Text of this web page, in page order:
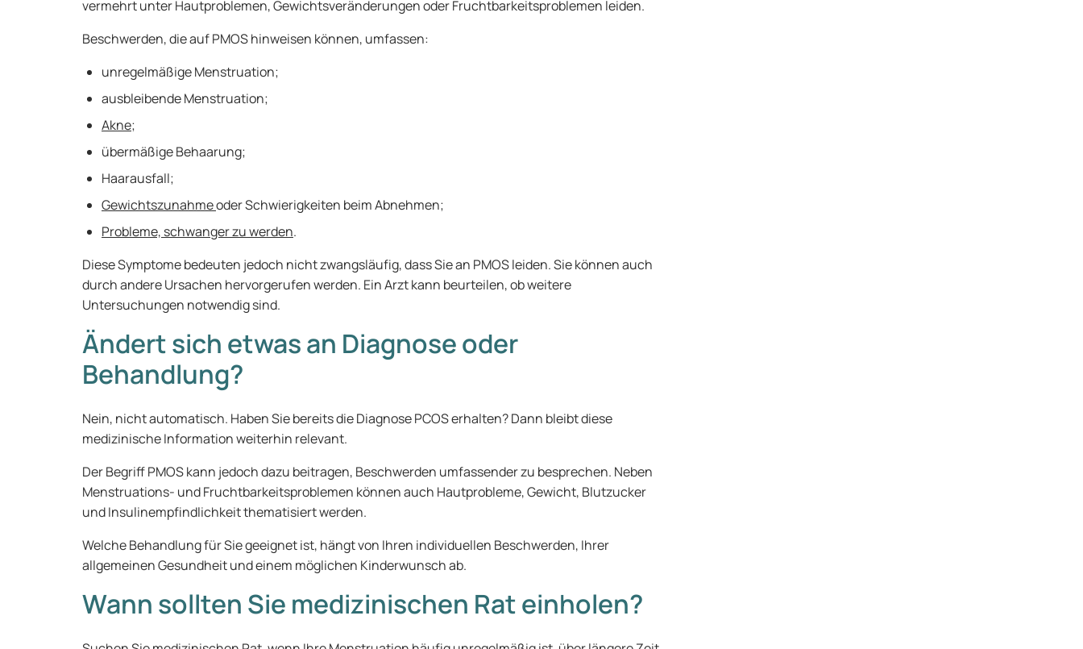
vermehrt unter Hautproblemen, Gewichtsveränderungen oder Fruchtbarkeitsproblemen leiden.
Beschwerden, die auf PMOS hinweisen können, umfassen:
unregelmäßige Menstruation;
ausbleibende Menstruation;
Akne;
übermäßige Behaarung;
Haarausfall;
Gewichtszunahmeoder Schwierigkeiten beim Abnehmen;
Probleme, schwanger zu werden.
Diese Symptome bedeuten jedoch nicht zwangsläufig, dass Sie an PMOS leiden. Sie können auch
durch andere Ursachen hervorgerufen werden. Ein Arzt kann beurteilen, ob weitere
Untersuchungen notwendig sind.
Ändert sich etwas an Diagnose oder
Behandlung?
Nein, nicht automatisch. Haben Sie bereits die Diagnose PCOS erhalten? Dann bleibt diese
medizinische Information weiterhin relevant.
Der Begriff PMOS kann jedoch dazu beitragen, Beschwerden umfassender zu besprechen. Neben
Menstruations- und Fruchtbarkeitsproblemen können auch Hautprobleme, Gewicht, Blutzucker
und Insulinempfindlichkeit thematisiert werden.
Welche Behandlung für Sie geeignet ist, hängt von Ihren individuellen Beschwerden, Ihrer
allgemeinen Gesundheit und einem möglichen Kinderwunsch ab.
Wann sollten Sie medizinischen Rat einholen?